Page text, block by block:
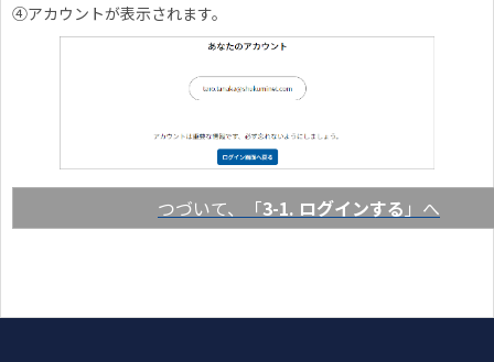
④アカウントが表示されます。
つづいて、「3-1. ログインする 」へ